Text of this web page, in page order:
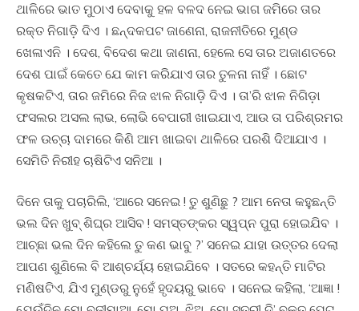
ଥାଳିରେ ଭାତ ମୁଠାଏ ଦେବାକୁ ହଳ ବଳଦ ନେଇ ଭାଗ ଜମିରେ ତାର
ରକ୍ତ ନିଗାଡ଼ି ଦିଏ । ଛନ୍ଦକପଟ ଜାଣେନା, ରାଜନୀତିରେ ମୁଣ୍ଡ
ଖେଳାଏନି । ଦେଶ, ବିଦେଶ କଥା ଜାଣନା, ହେଲେ ସେ ତାର ଅଜାଣତରେ
ଦେଶ ପାଇଁ କେତେ ଯେ କାମ କରିଯାଏ ତାର ତୁଳନା ନାହିଁ । ଛୋଟ
କୃଷକଟିଏ, ତାର ଜମିରେ ନିଜ ଝାଳ ନିଗାଡ଼ି ଦିଏ । ତା’ରି ଝାଳ ନିଗିଡ଼ା
ଫସଲର ଅସଲ ଲାଭ, ଲୋଭି ବେପାରୀ ଖାଇଯାଏ, ଆଉ ତା ପରିଶ୍ରମର
ଫଳ ଉଚ୍ଚା ଦାମରେ କିଣି ଆମ ଖାଇବା ଥାଳିରେ ପରଶି ଦିଆଯାଏ ।
ସେମିତି ନିରୀହ ଚାଷିଟିଏ ସନିଆ ।
ଦିନେ ତାକୁ ପଚାରିଲି, ‘ଆରେ ସନେଇ ! ତୁ ଶୁଣିଛୁ ? ଆମ ନେତା କହୁଛନ୍ତି
ଭଲ ଦିନ ଖୁବ୍ ଶିଘ୍ର ଆସିବ ! ସମସ୍ତଙ୍କର ସ୍ୱପ୍ନ ପୁରା ହୋଇଯିବ ।
ଆଚ୍ଛା ଭଲ ଦିନ କହିଲେ ତୁ କଣ ଭାବୁ ?’ ସନେଇ ଯାହା ଉତ୍ତର ଦେଲା
ଆପଣ ଶୁଣିଲେ ବି ଆଶ୍ଚର୍ଯ୍ୟ ହୋଇଯିବେ । ସତରେ କହନ୍ତି ମାଟିର
ମଣିଷଟିଏ, ଯିଏ ମୁଣ୍ଡରୁ ନୁହେଁ ହୃଦୟରୁ ଭାବେ । ସନେଇ କହିଲା, ‘ଆଜ୍ଞା !